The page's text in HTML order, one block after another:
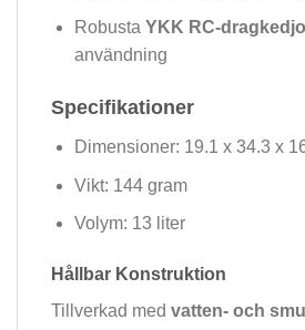
Robusta YKK RC-
användning
Specifikationer
Dimensioner: 19.1 x 34.3 x
Vikt: 144 gram
Volym: 13 liter
Hållbar Konstruktion
Tillverkad med vatten- och